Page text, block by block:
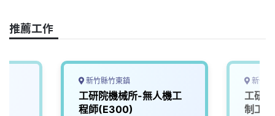
o
k
n
k
推薦工作
新竹縣竹東鎮
工研院機械所-無人機工
程師(E300)
新竹
工研
制工